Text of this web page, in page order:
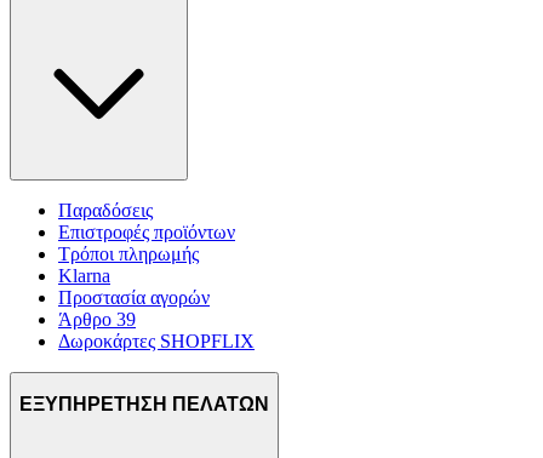
Παραδόσεις
Επιστροφές προϊόντων
Τρόποι πληρωμής
Klarna
Προστασία αγορών
Άρθρο 39
Δωροκάρτες SHOPFLIX
ΕΞΥΠΗΡΕΤΗΣΗ ΠΕΛΑΤΩΝ